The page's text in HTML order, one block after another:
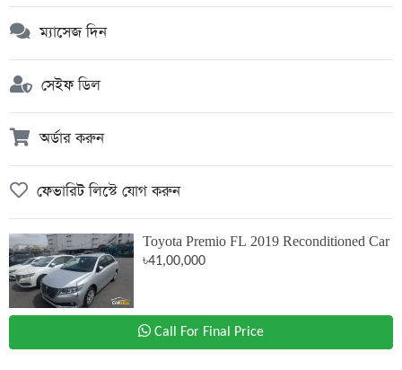
ম্যাসেজ দিন
সেইফ ডিল
অর্ডার করুন
ফেভারিট লিস্টে যোগ করুন
Toyota Premio FL 2019 Reconditioned Car
৳41,00,000
Call For Final Price